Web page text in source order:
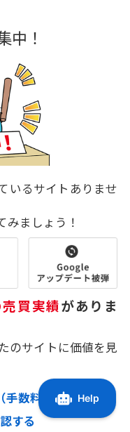
中！
いるサイトありませ
ましょう！
買実績がありま
のサイトに価値を見
数料無料）
する